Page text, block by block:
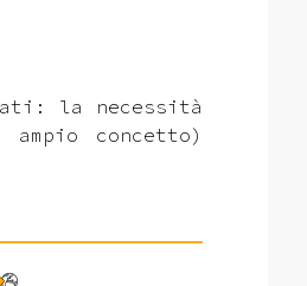
la necessità
concetto)